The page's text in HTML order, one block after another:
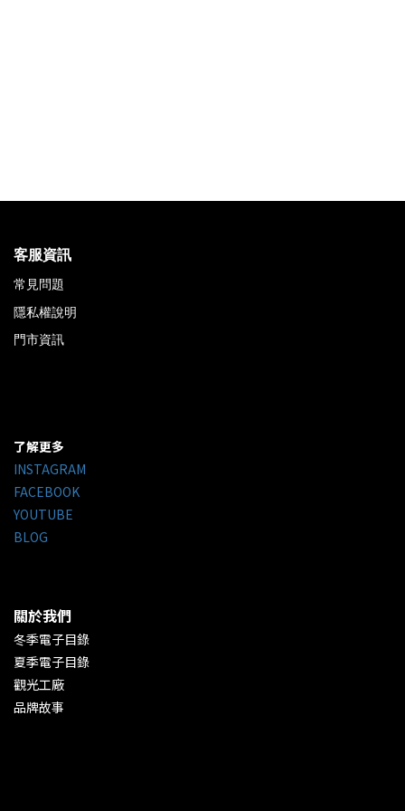
客服資訊
常見問題
隱私權說明
門市資訊
了解更多
INSTAGRAM
FACEBOOK
YOUTUBE
BLOG
關於我們
冬季電子目錄
夏季電子目錄
觀光工廠
品牌故事